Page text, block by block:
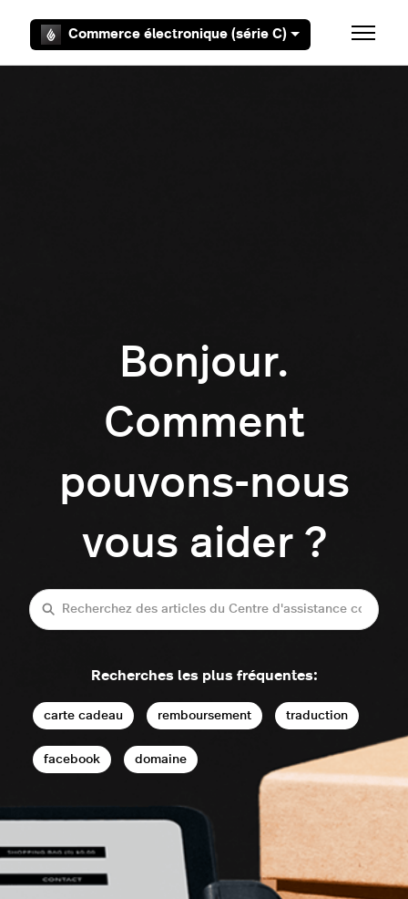
Commerce électronique (série C) Ouvrir/
Bonjour.
Comment
pouvons-nous
vous aider ?
Recherche
Recherches les plus fréquentes:
carte cadeau remboursement traduction
facebook domaine